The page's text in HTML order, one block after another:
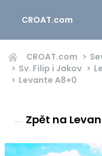
CROAT.com
CROAT.com
Sv. Filip i Jakov
Levante A8+0
← Zpět na